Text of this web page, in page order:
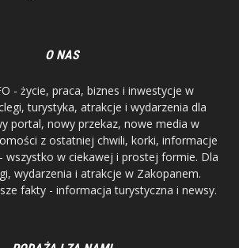
O NAS
- życie, praca, biznes i inwestycje w
turystyka, atrakcje i wydarzenia dla
portal, nowy przekaz, nowe media w
z ostatniej chwili, korki, informacje
wszystko w ciekawej i prostej formie. Dla
wydarzenia i atrakcje w Zakopanem.
fakty - informacja turystyczna i newsy.